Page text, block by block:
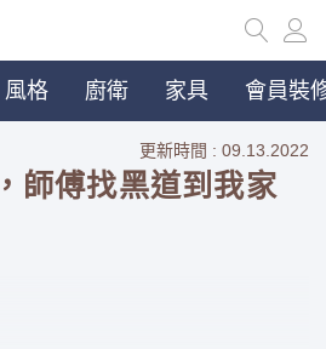
風格 廚衛 家具 會員裝
更新時間 : 09.13.2022
師傅找黑道到我家